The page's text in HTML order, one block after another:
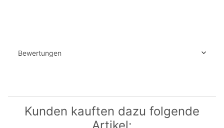
Bewertungen
Kunden kauften dazu folgende
Artikel: